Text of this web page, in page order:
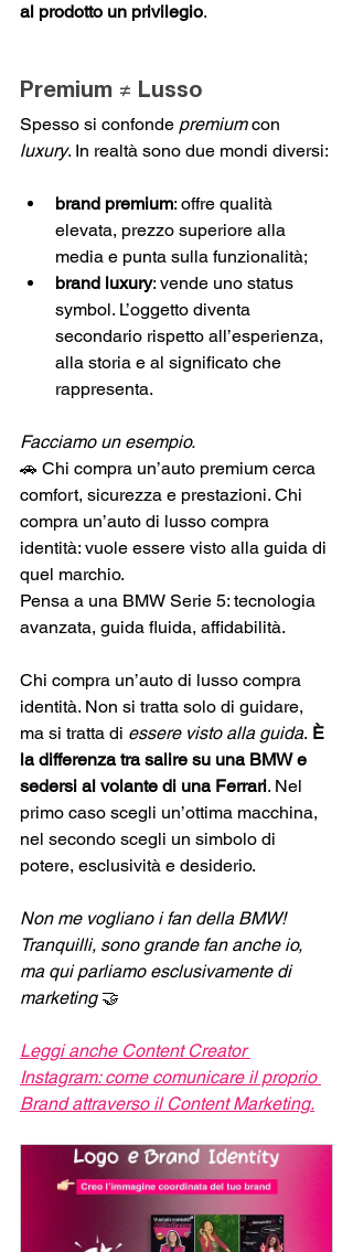
al prodotto un privilegio.
Premium ≠ Lusso
Spesso si confonde premium con
luxury. In realtà sono due mondi diversi:
brand premium: offre qualità
elevata, prezzo superiore alla
media e punta sulla funzionalità;
brand luxury: vende uno status
symbol. L’oggetto diventa
secondario rispetto all’esperienza,
alla storia e al significato che
rappresenta.
Facciamo un esempio.
🚗 Chi compra un’auto premium cerca
comfort, sicurezza e prestazioni. Chi
compra un’auto di lusso compra
identità: vuole essere visto alla guida di
quel marchio.
Pensa a una BMW Serie 5: tecnologia
avanzata, guida fluida, affidabilità.
Chi compra un’auto di lusso compra
identità. Non si tratta solo di guidare,
ma si tratta di essere visto alla guida. È
la differenza tra salire su una BMW e
sedersi al volante di una Ferrari. Nel
primo caso scegli un’ottima macchina,
nel secondo scegli un simbolo di
potere, esclusività e desiderio.
Non me vogliano i fan della BMW!
Tranquilli, sono grande fan anche io,
ma qui parliamo esclusivamente di
marketing 🤝
Leggi anche Content Creator
Instagram: come comunicare il proprio
Brand attraverso il Content Marketing.